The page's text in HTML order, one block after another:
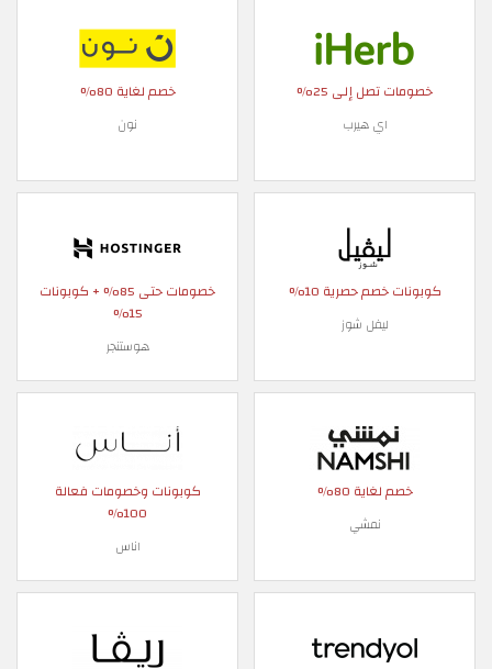
خصومات تصل إلى 25%
اي هيرب
خصم لغاية 80%
نون
كوبونات خصم حصرية 10%
ليفل شوز
خصومات حتى 85% + كوبونات
15%
هوستنجر
خصم لغاية 80%
نمشي
كوبونات وخصومات فعالة
100%
اناس